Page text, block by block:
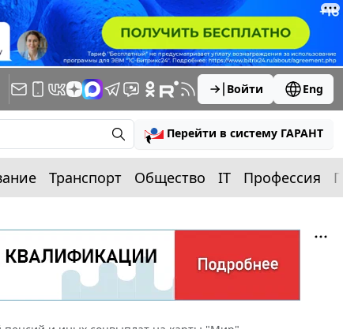
Войти Eng
Перейти в систему ГАРАНТ
Транспорт Общество IT Профессия